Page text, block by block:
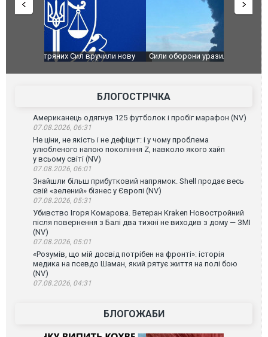
Сили оборони уразили Ярославський НПЗ:
атаку. ВІДЕО
Неймар
БЛОГОСТРІЧКА
Американець одягнув 125 футболок і пробіг марафон (NV)
07.08.2026, 06:31
Не ціни, не якість і не дефіцит: і у чому проблема
улюбленого напою покоління Z, навколо якого хайп
у всьому світі (NV)
07.08.2026, 06:01
Знайшли більш прибутковий напрямок. Shell продає весь
свій «зелений» бізнес у Європі (NV)
07.08.2026, 05:31
Убивство Ігоря Комарова. Ветеран Kraken Новостройний
після повернення з Балі два тижні не виходив з дому — ЗМІ
(NV)
07.08.2026, 05:01
«Розумів, що мій досвід потрібен на фронті»: історія
медика на псевдо Шаман, який рятує життя на полі бою
(NV)
07.08.2026, 04:31
БЛОГОЖАБИ